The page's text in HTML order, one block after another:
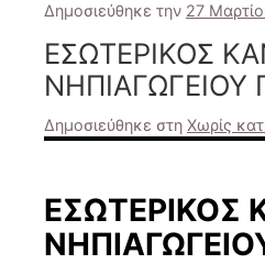
Δημοσιεύθηκε την 27
ΕΣΩΤΕΡΙΚΟΣ
ΝΗΠΙΑΓΩΓΕΙΟΥ
Δημοσιεύθηκε στη Χωρίς
ΕΣΩΤΕΡΙΚΟΣ